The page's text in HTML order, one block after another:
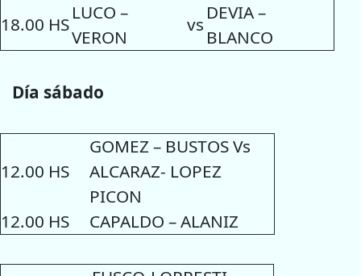
18.00 HS
LUCO –
VERON
vs
DEVIA –
BLANCO
Día sábado
12.00 HS
GOMEZ – BUSTOS Vs
ALCARAZ- LOPEZ
PICON
12.00 HS
CAPALDO – ALANIZ